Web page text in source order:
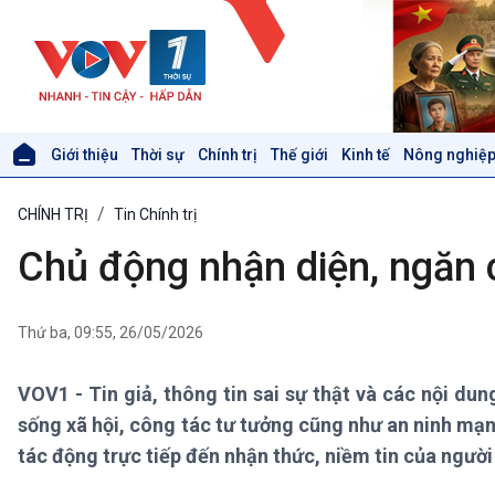
Giới thiệu Thời sự Chính trị Thế giới Kinh tế Nông
Thời sự 12h
Thời sự 18h
Xã hội
Khoa học & Công nghệ
CHÍNH TRỊ Tin Chính trị
Chủ động nhận diện,
Thứ ba, 09:55, 26/05/2026
VOV1 - Tin giả, thông tin sai sự thật và các nội
sống xã hội, công tác tư tưởng cũng như an ninh
tác động trực tiếp đến nhận thức, niềm tin của người